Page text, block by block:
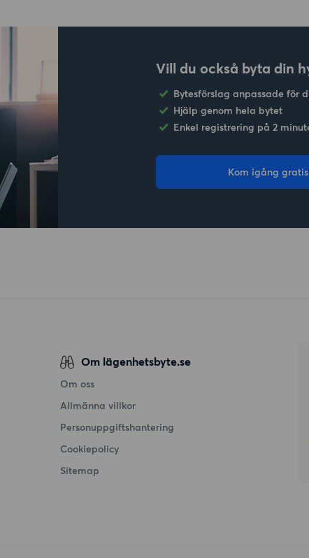
Vill du också byta din
Bytesförslag anpassade för
Hjälp genom hela bytet
Enkel registrering på 2
Kom igång gratis
Om lägenhetsbyte.se
Om oss
Allmänna villkor
Personuppgiftshantering
Cookiepolicy
Sitemap